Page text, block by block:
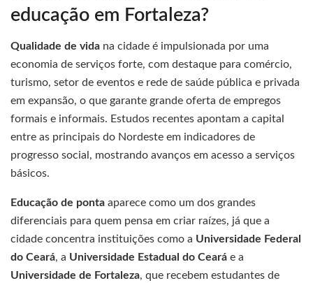
educação em Fortaleza?
Qualidade de vida na cidade é impulsionada por uma
economia de serviços forte, com destaque para comércio,
turismo, setor de eventos e rede de saúde pública e privada
em expansão, o que garante grande oferta de empregos
formais e informais. Estudos recentes apontam a capital
entre as principais do Nordeste em indicadores de
progresso social, mostrando avanços em acesso a serviços
básicos.
Educação de ponta aparece como um dos grandes
diferenciais para quem pensa em criar raízes, já que a
cidade concentra instituições como a Universidade Federal
do Ceará, a Universidade Estadual do Ceará e a
Universidade de Fortaleza, que recebem estudantes de